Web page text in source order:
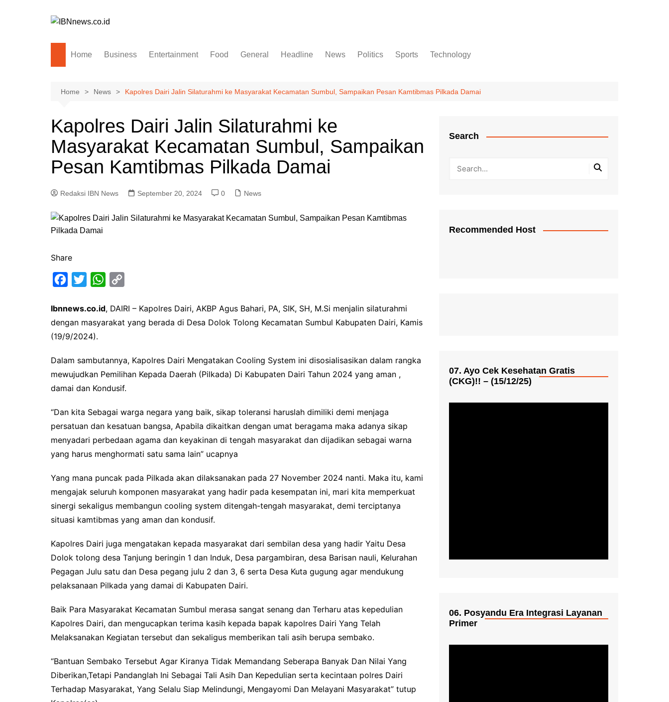
Home Business Entertainment Food General Headline News Politics Sports Technology
Home News Kapolres Dairi Jalin Silaturahmi ke Masyarakat Kecamatan Sumbul, Sampaikan Pesan Kamtibmas Pilkada Damai
Kapolres Dairi Jalin Silaturahmi ke
Masyarakat Kecamatan Sumbul, Sampaikan
Pesan Kamtibmas Pilkada Damai
Redaksi IBN News September 20, 2024 0 News
Share
c
e
b
k
i
t
t
W
a
t
p
p
y
k
Ibnnews.co.id, DAIRI – Kapolres Dairi, AKBP Agus Bahari, PA, SIK, SH, M.Si menjalin silaturahmi
dengan masyarakat yang berada di Desa Dolok Tolong Kecamatan Sumbul Kabupaten Dairi, Kamis
(19/9/2024).
Dalam sambutannya, Kapolres Dairi Mengatakan Cooling System ini disosialisasikan dalam rangka
mewujudkan Pemilihan Kepada Daerah (Pilkada) Di Kabupaten Dairi Tahun 2024 yang aman ,
damai dan Kondusif.
“Dan kita Sebagai warga negara yang baik, sikap toleransi haruslah dimiliki demi menjaga
persatuan dan kesatuan bangsa, Apabila dikaitkan dengan umat beragama maka adanya sikap
menyadari perbedaan agama dan keyakinan di tengah masyarakat dan dijadikan sebagai warna
yang harus menghormati satu sama lain” ucapnya
Yang mana puncak pada Pilkada akan dilaksanakan pada 27 November 2024 nanti. Maka itu, kami
mengajak seluruh komponen masyarakat yang hadir pada kesempatan ini, mari kita memperkuat
sinergi sekaligus membangun cooling system ditengah-tengah masyarakat, demi terciptanya
situasi kamtibmas yang aman dan kondusif.
Kapolres Dairi juga mengatakan kepada masyarakat dari sembilan desa yang hadir Yaitu Desa
Dolok tolong desa Tanjung beringin 1 dan Induk, Desa pargambiran, desa Barisan nauli, Kelurahan
Pegagan Julu satu dan Desa pegang julu 2 dan 3, 6 serta Desa Kuta gugung agar mendukung
pelaksanaan Pilkada yang damai di Kabupaten Dairi.
Baik Para Masyarakat Kecamatan Sumbul merasa sangat senang dan Terharu atas kepedulian
Kapolres Dairi, dan mengucapkan terima kasih kepada bapak kapolres Dairi Yang Telah
Melaksanakan Kegiatan tersebut dan sekaligus memberikan tali asih berupa sembako.
“Bantuan Sembako Tersebut Agar Kiranya Tidak Memandang Seberapa Banyak Dan Nilai Yang
Diberikan,Tetapi Pandanglah Ini Sebagai Tali Asih Dan Kepedulian serta kecintaan polres Dairi
Terhadap Masyarakat, Yang Selalu Siap Melindungi, Mengayomi Dan Melayani Masyarakat” tutup
Search
Recommended Host
07. Ayo Cek Kesehatan Gratis
(CKG)!! – (15/12/25)
06. Posyandu Era Integrasi Layanan
Primer